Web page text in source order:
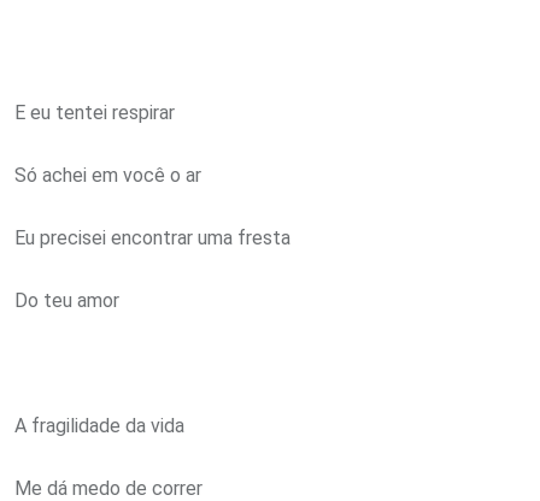
E eu tentei respirar
Só achei em você o ar
Eu precisei encontrar uma fresta
Do teu amor
A fragilidade da vida
Me dá medo de correr